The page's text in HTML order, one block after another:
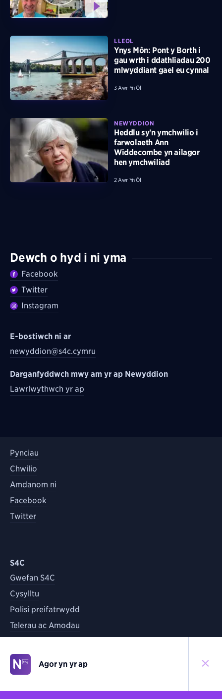
LLEOL
Ynys Môn: Pont y Borth i
gau wrth i ddathliadau 200
mlwyddiant gael eu cynnal
3 Awr Yn Ôl
NEWYDDION
Heddlu sy'n ymchwilio i
farwolaeth Ann
Widdecombe yn ailagor
hen ymchwiliad
2 Awr Yn Ôl
Dewch o hyd i ni yma
Facebook
Twitter
Instagram
E-bostiwch ni ar
newyddion@s4c.cymru
Darganfyddwch mwy am yr ap Newyddion
Lawrlwythwch yr ap
Pynciau
Chwilio
Amdanom ni
Facebook
Twitter
S4C
Gwefan S4C
Cysylltu
Polisi preifatrwydd
Telerau ac Amodau
Yn ôl i'r brig
Agor yn yr ap